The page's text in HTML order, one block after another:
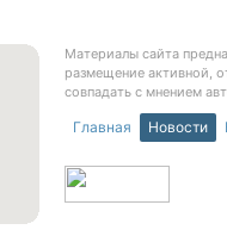
Материалы сайта
размещение активной,
совпадать с мнением
Главная Новости